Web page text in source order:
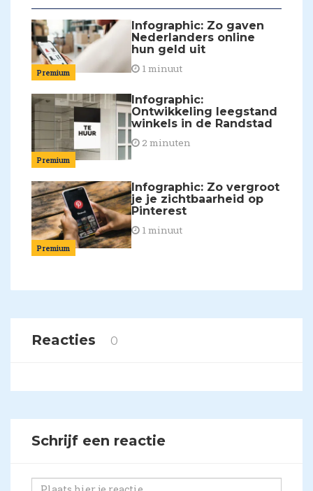
Premium
Infographic: Zo gaven
Nederlanders online
hun geld uit
1 minuut
Premium
Infographic:
Ontwikkeling leegstand
winkels in de Randstad
2 minuten
Premium
Infographic: Zo vergroot
je je zichtbaarheid op
Pinterest
1 minuut
Reacties 0
Schrijf een reactie